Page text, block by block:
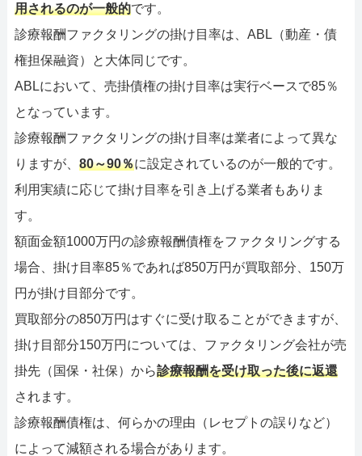
用されるのが一般的です。
診療報酬ファクタリングの掛け目率は、ABL（動産・債
権担保融資）と大体同じです。
ABLにおいて、売掛債権の掛け目率は実行ベースで85％
となっています。
診療報酬ファクタリングの掛け目率は業者によって異な
りますが、 80～90％に設定されているのが一般的です。
利用実績に応じて掛け目率を引き上げる業者もありま
す。
額面金額1000万円の診療報酬債権をファクタリングする
場合、掛け目率85％であれば850万円が買取部分、150万
円が掛け目部分です。
買取部分の850万円はすぐに受け取ることができますが、
掛け目部分150万円については、ファクタリング会社が売
掛先（国保・社保）から診療報酬を受け取った後に返還
されます。
診療報酬債権は、何らかの理由（レセプトの誤りなど）
によって減額される場合があります。